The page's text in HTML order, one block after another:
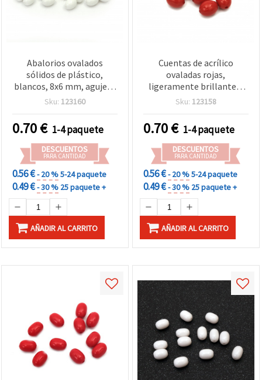
Abalorios ovalados
sólidos de plástico,
blancos, 8x6 mm, agujero
de 1 mm, 20 g (~88 uds),
collares y decoración
Sku: 123160
0.70€ 1-4 paquete
DESCUENTOS
PARA CANTIDAD
0.56 €- 20 %5-24 paquete
0.49 €- 30 % 25 paquete +
AÑADIR AL CARRITO
Cuentas de acrílico
ovaladas rojas,
ligeramente brillantes,
macizas, 10x8 mm,
bisutería, collares y
pulseras - 20 g (~50 uds)
Sku: 123158
0.70€ 1-4 paquete
DESCUENTOS
PARA CANTIDAD
0.56 €- 20 %5-24 paquete
0.49 €- 30 % 25 paquete +
AÑADIR AL CARRITO